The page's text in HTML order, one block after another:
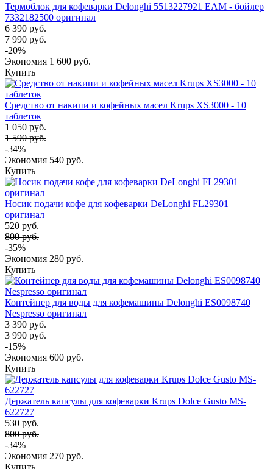
Термоблок для кофеварки Delonghi 5513227921 EAM - бойлер
7332182500 оригинал
6 390 руб.
7 990 руб.
-20%
Экономия 1 600 руб.
Купить
Средство от накипи и кофейных масел Krups XS3000 - 10
таблеток
1 050 руб.
1 590 руб.
-34%
Экономия 540 руб.
Купить
Носик подачи кофе для кофеварки DeLonghi FL29301
оригинал
520 руб.
800 руб.
-35%
Экономия 280 руб.
Купить
Контейнер для воды для кофемашины Delonghi ES0098740
Nespresso оригинал
3 390 руб.
3 990 руб.
-15%
Экономия 600 руб.
Купить
Держатель капсулы для кофеварки Krups Dolce Gusto MS-
622727
530 руб.
800 руб.
-34%
Экономия 270 руб.
Купить